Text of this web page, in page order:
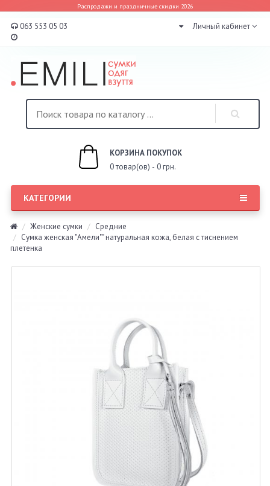
Распродажи и праздничные скидки 2026
063 553 05 03 Личный кабинет
КОРЗИНА ПОКУПОК
0 товар(ов) - 0 грн.
КАТЕГОРИИ
Женские сумки
Средние
Сумка женская "Амели"" натуральная кожа, белая с тиснением
плетенка